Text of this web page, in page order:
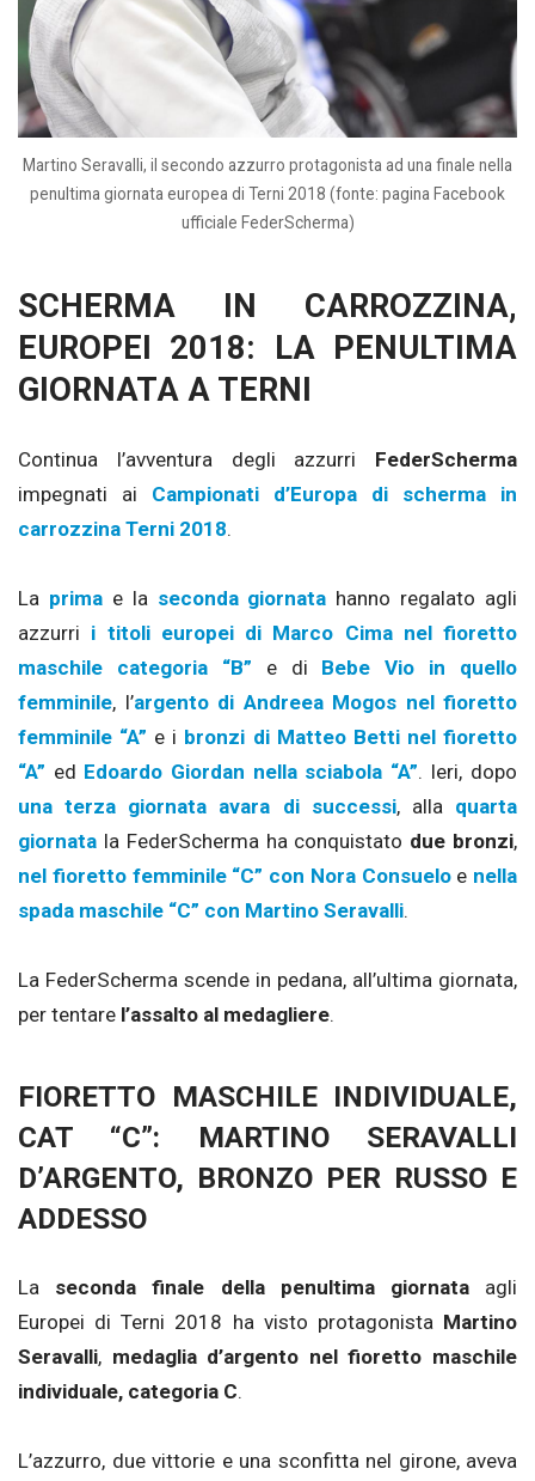
Martino Seravalli, il secondo azzurro protagonista ad una finale nella
penultima giornata europea di Terni 2018 (fonte: pagina Facebook
ufficiale FederScherma)
SCHERMA IN CARROZZINA,
EUROPEI 2018: LA PENULTIMA
GIORNATA A TERNI
Continua l’avventura degli azzurri FederScherma
impegnati ai Campionati d’Europa di scherma in
carrozzina Terni 2018.
La primae la seconda giornata hanno regalato agli
azzurri i titoli europei di Marco Cima nel fioretto
maschile categoria “B” e di Bebe Vio in quello
femminile, l’argento di Andreea Mogos nel fioretto
femminile “A” e i bronzi di Matteo Betti nel fioretto
“A” ed Edoardo Giordan nella sciabola “A”. Ieri, dopo
una terza giornata avara di successi, alla quarta
giornata la FederScherma ha conquistato due bronzi,
nel fioretto femminile “C” con Nora Consueloe nella
spada maschile “C” con Martino Seravalli.
La FederScherma scende in pedana, all’ultima giornata,
per tentare l’assalto al medagliere.
FIORETTO MASCHILE INDIVIDUALE,
CAT “C”: MARTINO SERAVALLI
D’ARGENTO, BRONZO PER RUSSO E
ADDESSO
La seconda finale della penultima giornataagli
Europei di Terni 2018 ha visto protagonista Martino
Seravalli, medaglia d’argento nel fioretto maschile
individuale, categoria C.
L’azzurro, due vittorie e una sconfitta nel girone, aveva